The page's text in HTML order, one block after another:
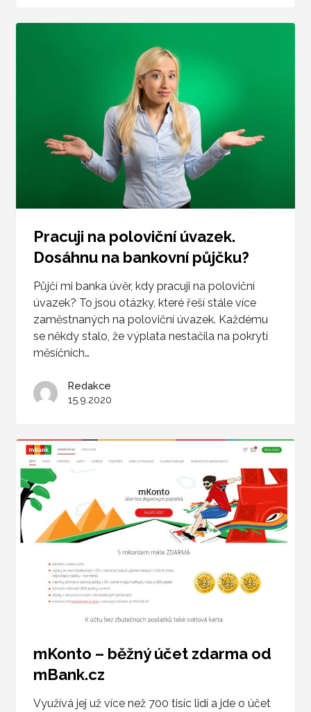
Pracuji na poloviční úvazek.
Dosáhnu na bankovní půjčku?
Půjčí mi banka úvěr, kdy pracuji na poloviční
úvazek? To jsou otázky, které řeší stále více
zaměstnaných na poloviční úvazek. Každému
se někdy stalo, že výplata nestačila na pokrytí
měsíčních…
Redakce
15.9.2020
mKonto – běžný účet zdarma od
mBank.cz
Využívá jej už více než 700 tisíc lidí a jde o účet